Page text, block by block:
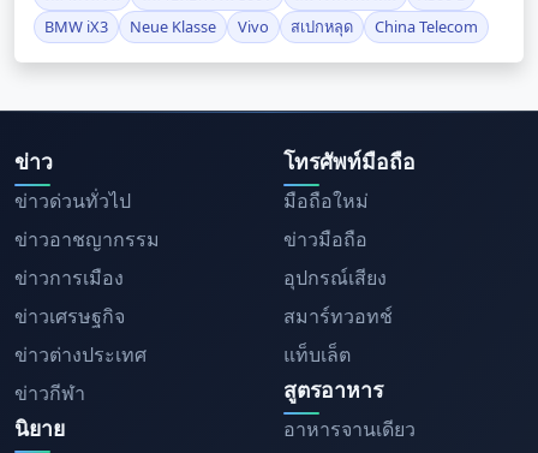
BMW iX3
Neue Klasse Vivo สเปกหลุด China Telecom
ข่าว
ข่าวด่วนทั่วไป
ข่าวอาชญากรรม
ข่าวการเมือง
ข่าวเศรษฐกิจ
ข่าวต่างประเทศ
ข่าวกีฬา
นิยาย
โทรศัพท์มือถือ
มือถือใหม่
ข่าวมือถือ
อุปกรณ์เสียง
สมาร์ทวอทช์
แท็บเล็ต
สูตรอาหาร
อาหารจานเดียว